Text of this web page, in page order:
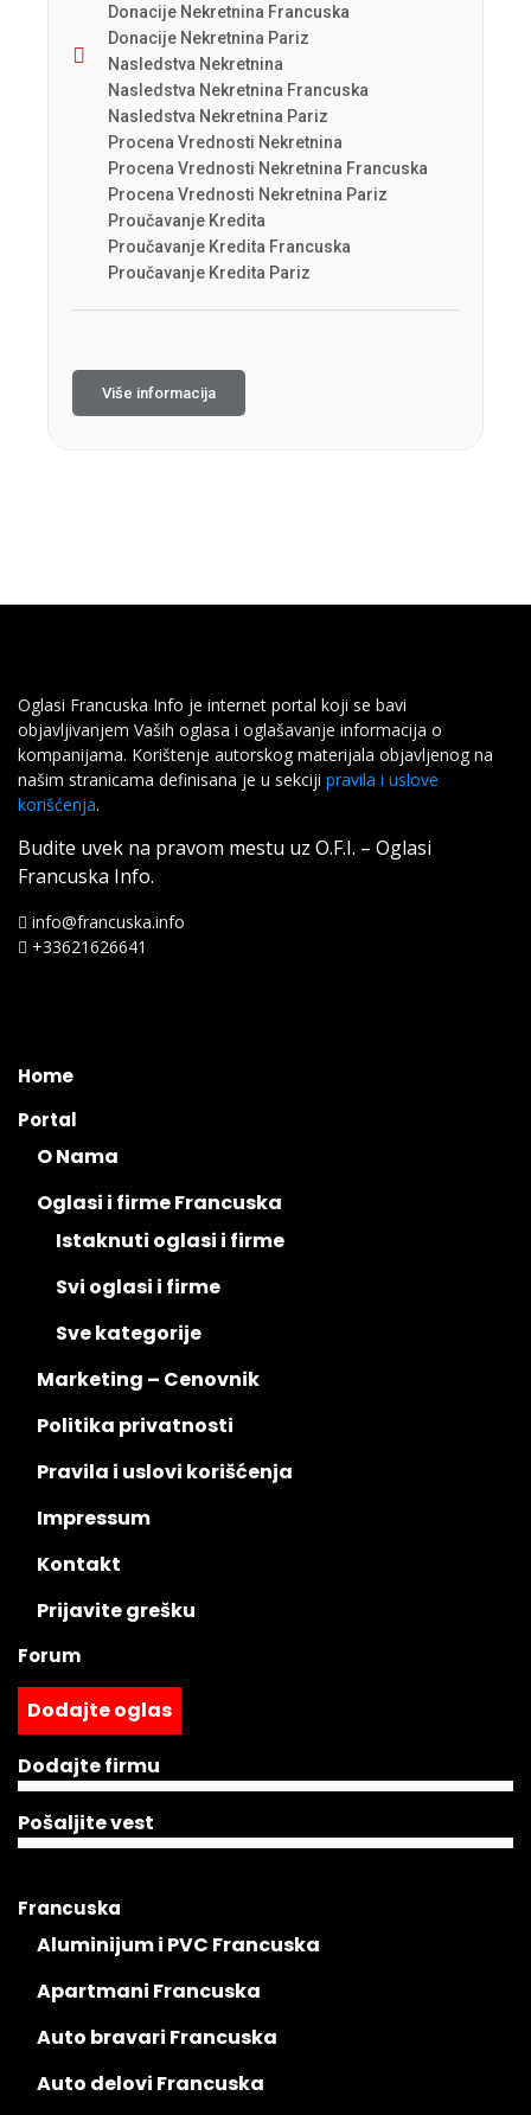
Donacije Nekretnina Francuska
Donacije Nekretnina Pariz
Nasledstva Nekretnina
Nasledstva Nekretnina Francuska
Nasledstva Nekretnina Pariz
Procena Vrednosti Nekretnina
Procena Vrednosti Nekretnina Francuska
Procena Vrednosti Nekretnina Pariz
Proučavanje Kredita
Proučavanje Kredita Francuska
Proučavanje Kredita Pariz
Više informacija
Oglasi Francuska Info je internet portal koji se bavi
objavljivanjem Vaših oglasa i oglašavanje informacija o
kompanijama. Korištenje autorskog materijala objavljenog na
našim stranicama definisana je u sekciji pravila i uslove
korišćenja.
Budite uvek na pravom mestu uz O.F.I. – Oglasi
Francuska Info.
info@francuska.info
+33621626641
Home
Portal
O Nama
Oglasi i firme Francuska
Istaknuti oglasi i firme
Svi oglasi i firme
Sve kategorije
Marketing – Cenovnik
Politika privatnosti
Pravila i uslovi korišćenja
Impressum
Kontakt
Prijavite grešku
Forum
Dodajte oglas
Dodajte firmu
Pošaljite vest
Francuska
Aluminijum i PVC Francuska
Apartmani Francuska
Auto bravari Francuska
Auto delovi Francuska